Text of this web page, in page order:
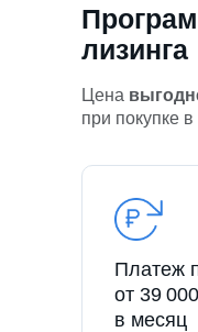
лизинга
Цена
при покупке в
Платеж
от 39
в месяц